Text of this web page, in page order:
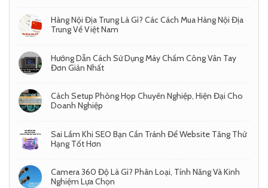
Hàng Nội Địa Trung Là Gì? Các Cách Mua Hàng Nội Địa
Trung Về Việt Nam
Hướng Dẫn Cách Sử Dụng Máy Chấm Công Vân Tay
Đơn Giản Nhất
Cách Setup Phòng Họp Chuyên Nghiệp, Hiện Đại Cho
Doanh Nghiệp
Sai Lầm Khi SEO Bạn Cần Tránh Để Website Tăng Thứ
Hạng Tốt Hơn
Camera 360 Độ Là Gì? Phân Loại, Tính Năng Và Kinh
Nghiệm Lựa Chọn